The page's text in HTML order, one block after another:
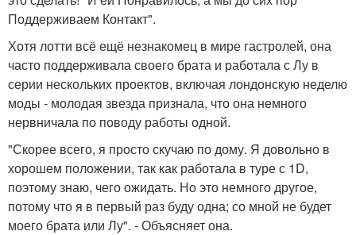
Поддерживаем Контакт".
Хотя лотти всё ещё незнакомец в мире гастролей, она
часто поддерживала своего брата и работала с Лу в
серии нескольких проектов, включая лондонскую неделю
моды - молодая звезда признала, что она немного
нервничала по поводу работы одной.
"Скорее всего, я просто скучаю по дому. Я довольно в
хорошем положении, так как работала в туре с 1D,
поэтому знаю, чего ожидать. Но это немного другое,
потому что я в первый раз буду одна; со мной не будет
моего брата или Лу". - Объясняет она.